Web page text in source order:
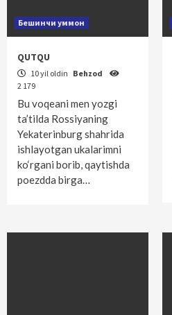
Бешинчи уммон
QUTQU
10 yil oldin Behzod
2 179
Bu voqeani men yozgi
ta’tilda Rossiyaning
Yekaterinburg shahrida
ishlayotgan ukalarimni
ko‘rgani borib, qaytishda
poezdda birga…